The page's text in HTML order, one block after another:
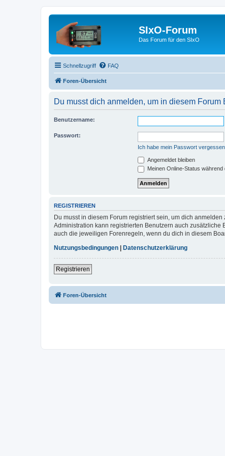
SIxO-Forum
Das Forum für den SIxO
Schnellzugriff FAQ
Foren-Übersicht
Du musst dich anmelden, um in diesem Forum
Benutzername:
Passwort:
Ich habe mein Passwort vergessen
Angemeldet bleiben
Meinen Online-Status
REGISTRIEREN
Du musst in diesem Forum registriert sein, um dich
Administration kann registrierten Benutzern auch
auch die jeweiligen Forenregeln, wenn du dich in diesem
Nutzungsbedingungen
Datenschutzerklärung
Registrieren
Foren-Übersicht